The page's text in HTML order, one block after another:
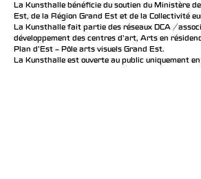
La Kunsthalle bénéficie du soutien du Ministère
Est, de la Région Grand Est et de la Collectivité
La Kunsthalle fait partie des réseaux DCA /
développement des centres d'art, Arts en
Plan d’Est – Pôle arts visuels Grand Est.
La Kunsthalle est ouverte au public uniquement